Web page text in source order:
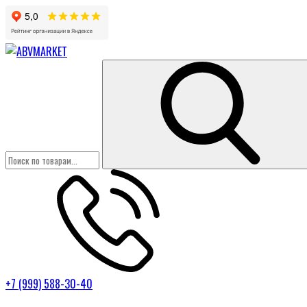
+7 (999) 588-30-40